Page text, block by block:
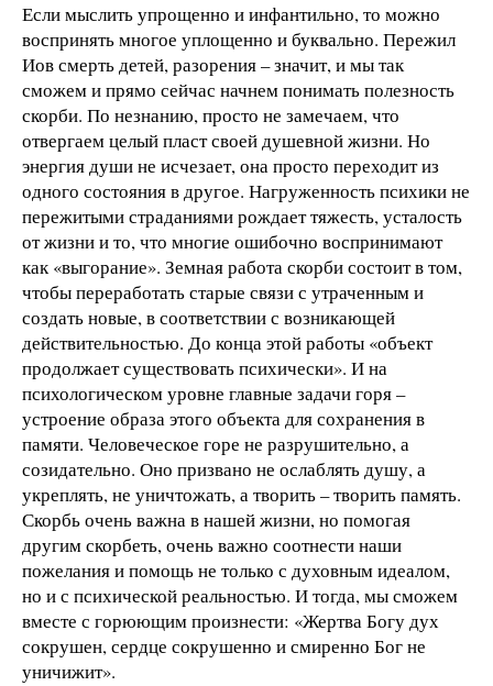
Если мыслить упрощенно и инфантильно, то можно
воспринять многое уплощенно и буквально. Пережил
Иов смерть детей, разорения – значит, и мы так
сможем и прямо сейчас начнем понимать полезность
скорби. По незнанию, просто не замечаем, что
отвергаем целый пласт своей душевной жизни. Но
энергия души не исчезает, она просто переходит из
одного состояния в другое. Нагруженность психики не
пережитыми страданиями рождает тяжесть, усталость
от жизни и то, что многие ошибочно воспринимают
как «выгорание». Земная работа скорби состоит в том,
чтобы переработать старые связи с утраченным и
создать новые, в соответствии с возникающей
действительностью. До конца этой работы «объект
продолжает существовать психически». И на
психологическом уровне главные задачи горя –
устроение образа этого объекта для сохранения в
памяти. Человеческое горе не разрушительно, а
созидательно. Оно призвано не ослаблять душу, а
укреплять, не уничтожать, а творить – творить память.
Скорбь очень важна в нашей жизни, но помогая
другим скорбеть, очень важно соотнести наши
пожелания и помощь не только с духовным идеалом,
но и с психической реальностью. И тогда, мы сможем
вместе с горюющим произнести: «Жертва Богу дух
сокрушен, сердце сокрушенно и смиренно Бог не
уничижит».